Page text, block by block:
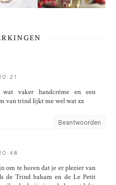
vaker handcréme en een
van trind lijkt me wel wat xx
Beantwoorden
om te horen dat je er plezier van
de Trind balsam en de Le Petit